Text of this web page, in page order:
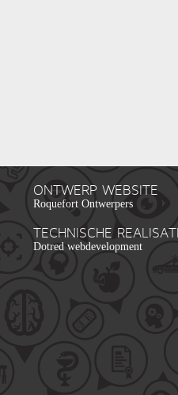
ONTWERP WEBSITE
Roquefort Ontwerpers
TECHNISCHE
Dotred webdevelopment